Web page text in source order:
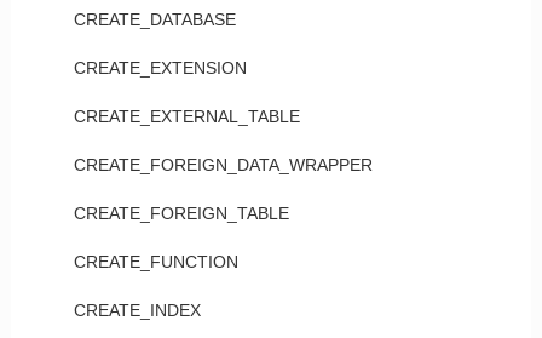
CREATE_DATABASE
CREATE_EXTENSION
CREATE_EXTERNAL_TABLE
CREATE_FOREIGN_DATA_WRAPPER
CREATE_FOREIGN_TABLE
CREATE_FUNCTION
CREATE_INDEX